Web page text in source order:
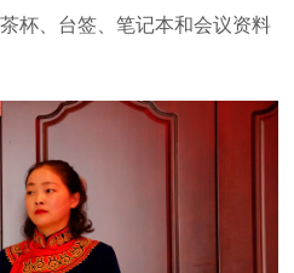
杯、台签、笔记本和会议资料